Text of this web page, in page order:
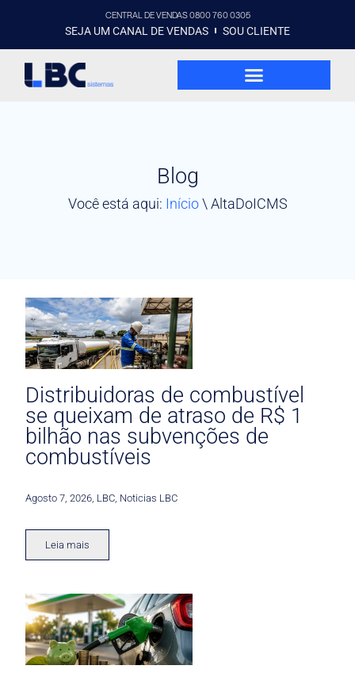
CENTRAL DE VENDAS 0800 760 0305
SEJA UM CANAL DE VENDAS SOU CLIENTE
Blog
Você está aqui: Início\ AltaDoICMS
Distribuidoras de combustível
se queixam de atraso de R$ 1
bilhão nas subvenções de
combustíveis
Agosto 7, 2026 LBC Noticias LBC
Leia mais